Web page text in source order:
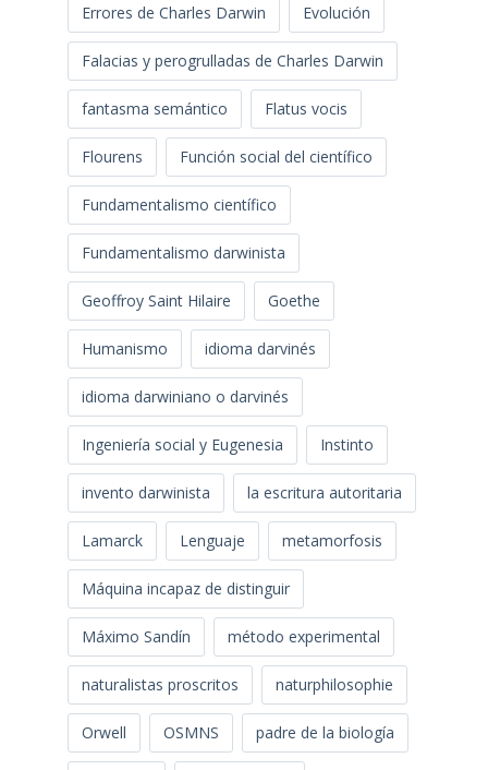
Errores de Charles Darwin Evolución
Falacias y perogrulladas de Charles Darwin
fantasma semántico Flatus vocis
Flourens Función social del científico
Fundamentalismo científico
Fundamentalismo darwinista
Geoffroy Saint Hilaire Goethe
Humanismo idioma darvinés
idioma darwiniano o darvinés
Ingeniería social y Eugenesia Instinto
invento darwinista la escritura autoritaria
Lamarck Lenguaje metamorfosis
Máquina incapaz de distinguir
Máximo Sandín método experimental
naturalistas proscritos naturphilosophie
Orwell OSMNS padre de la biología